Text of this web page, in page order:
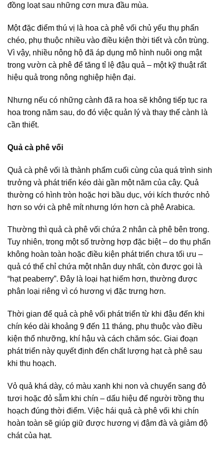
đồng loạt sau những cơn mưa đầu mùa.
Một đặc điểm thú vị là hoa cà phê vối chủ yếu thụ phấn
chéo, phụ thuộc nhiều vào điều kiện thời tiết và côn trùng.
Vì vậy, nhiều nông hộ đã áp dụng mô hình nuôi ong mật
trong vườn cà phê để tăng tỉ lệ đậu quả – một kỹ thuật rất
hiệu quả trong nông nghiệp hiện đại.
Nhưng nếu có những cành đã ra hoa sẽ không tiếp tục ra
hoa trong năm sau, do đó việc quản lý và thay thế cành là
cần thiết.
Quả cà phê vối
Quả cà phê vối là thành phẩm cuối cùng của quá trình sinh
trưởng và phát triển kéo dài gần một năm của cây. Quả
thường có hình tròn hoặc hơi bầu dục, với kích thước nhỏ
hơn so với cà phê mít nhưng lớn hơn cà phê Arabica.
Thường thì quả cà phê vối chứa 2 nhân cà phê bên trong.
Tuy nhiên, trong một số trường hợp đặc biệt – do thụ phấn
không hoàn toàn hoặc điều kiện phát triển chưa tối ưu –
quả có thể chỉ chứa một nhân duy nhất, còn được gọi là
“hạt peaberry”. Đây là loại hạt hiếm hơn, thường được
phân loại riêng vì có hương vị đặc trưng hơn.
Thời gian để quả cà phê vối phát triển từ khi đậu đến khi
chín kéo dài khoảng 9 đến 11 tháng, phụ thuộc vào điều
kiện thổ nhưỡng, khí hậu và cách chăm sóc. Giai đoạn
phát triển này quyết định đến chất lượng hạt cà phê sau
khi thu hoạch.
Vỏ quả khá dày, có màu xanh khi non và chuyển sang đỏ
tươi hoặc đỏ sẫm khi chín – dấu hiệu để người trồng thu
hoạch đúng thời điểm. Việc hái quả cà phê vối khi chín
hoàn toàn sẽ giúp giữ được hương vị đậm đà và giảm độ
chát của hạt.